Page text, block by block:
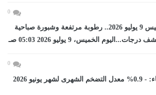
0
طقس الخميس 9 يوليو 2026.. رطوبة مرتفعة وشبورة صباحية
الخميس، 9 يوليو 2026 05:03 صـ
0
يونيو 2026